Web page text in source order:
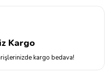
Kargo
kargo bedava!